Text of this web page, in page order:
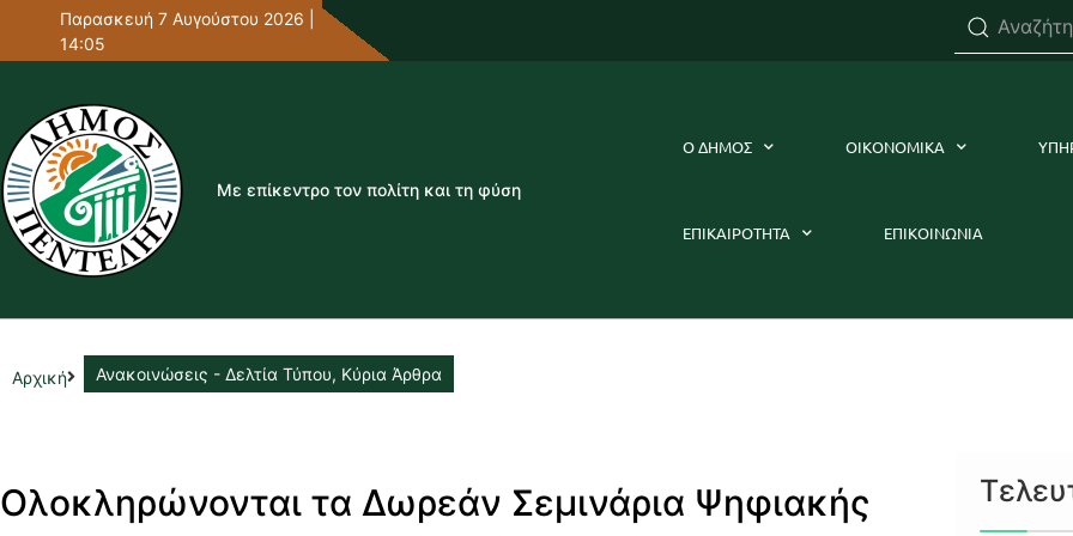
Παρασκευή 7 Αυγούστου 2026 |
14:05
Με επίκεντρο τον πολίτη και τη φύση
Ο ΔΗΜΟΣ ΟΙΚΟΝΟΜΙΚΑ
ΕΠΙΚΑΙΡΟΤΗΤΑ ΕΠΙΚΟΙΝΩΝΙΑ
Αρχική Ανακοινώσεις - Δελτία Τύπου, Κύρια Άρθρα
Ολοκληρώνονται τα Δωρεάν Σεμινάρια Ψηφιακής